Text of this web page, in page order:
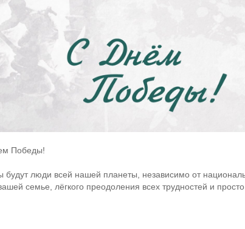
Победы!
люди всей нашей планеты, независимо от
семье, лёгкого преодоления всех трудностей и